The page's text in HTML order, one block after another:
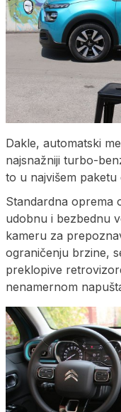
Dakle, automatski
najsnažniji turbo-
to u najvišem paketu
Standardna oprema
udobnu i bezbednu
kameru za
ograničenju brzine,
preklopive
nenamernom